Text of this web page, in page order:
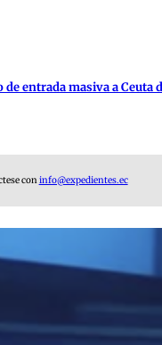
entrada masiva a Ceuta
coninfo@expedientes.ec